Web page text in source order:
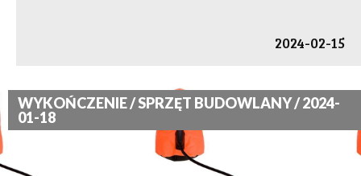
2024-02-15
WYKOŃCZENIE / SPRZĘT BUDOWLANY / 2024-
01-18